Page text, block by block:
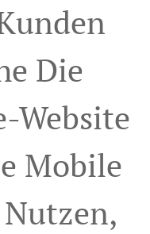
Die
Website
Mobile